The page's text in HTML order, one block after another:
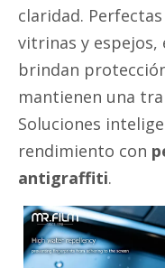
claridad.
vitrinas y espejos,
brindan
mantienen una
Soluciones
rendimiento con
antigraffiti.